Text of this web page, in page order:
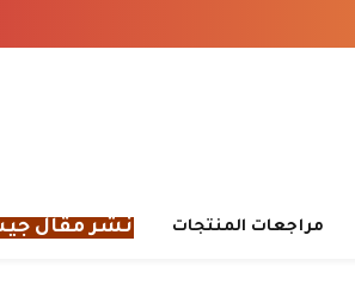
مراجعات المنتجات نشر مقال